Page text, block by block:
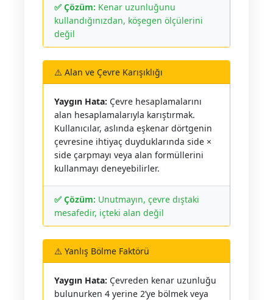
✅ Çözüm: Kenar uzunluğunu
kullandığınızdan, köşegen ölçülerini
değil
⚠️ Alan ve Çevre Karışıklığı
Yaygın Hata: Çevre hesaplamalarını
alan hesaplamalarıyla karıştırmak.
Kullanıcılar, aslında eşkenar dörtgenin
çevresine ihtiyaç duyduklarında side ×
side çarpmayı veya alan formüllerini
kullanmayı deneyebilirler.
✅ Çözüm: Unutmayın, çevre dıştaki
mesafedir, içteki alan değil
⚠️ Yanlış Bölme Faktörü
Yaygın Hata: Çevreden kenar uzunluğu
bulunurken 4 yerine 2’ye bölmek veya